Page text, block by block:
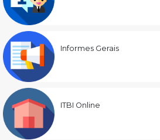
Informes Gerais
ITBI Online